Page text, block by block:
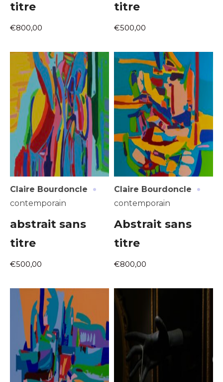
titre
€800,00
titre
€500,00
Claire Bourdoncle ·
contemporain
abstrait sans
titre
€500,00
Claire Bourdoncle ·
contemporain
Abstrait sans
titre
€800,00